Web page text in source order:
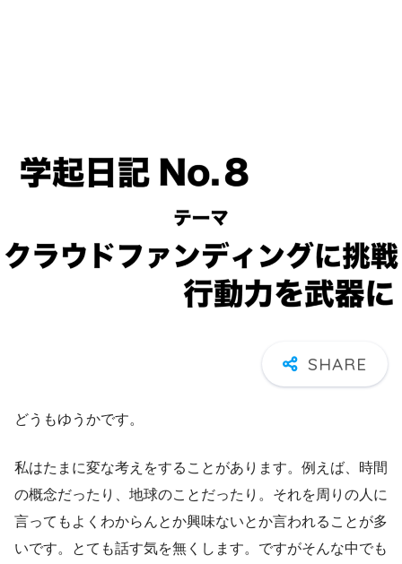
どうもゆうかです。
私はたまに変な考えをすることがあります。例えば、時間
の概念だったり、地球のことだったり。それを周りの人に
言ってもよくわからんとか興味ないとか言われることが多
いです。とても話す気を無くします。ですがそんな中でも